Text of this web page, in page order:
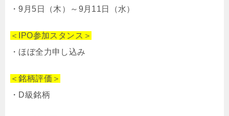
・9月5日（木）～9月11日（水）
＜IPO参加スタンス＞
・ほぼ全力申し込み
＜銘柄評価＞
・D級銘柄